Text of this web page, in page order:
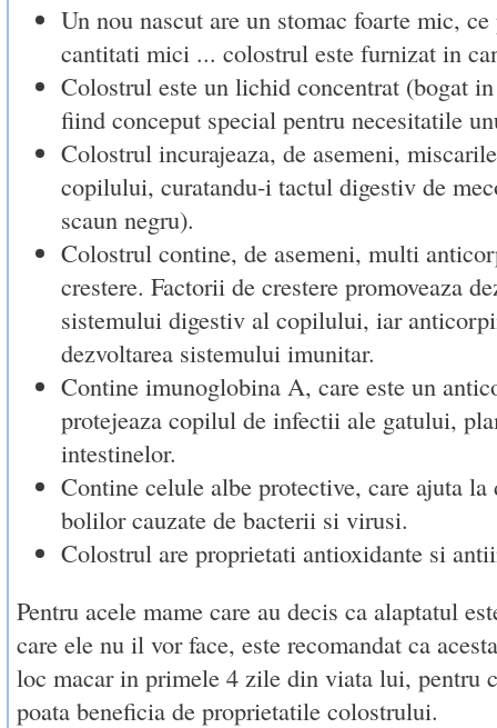
Un nou nascut are un stomac foarte mic,
cantitati mici ... colostrul este furnizat in
Colostrul este un lichid concentrat (bogat
fiind conceput special pentru necesitatile
Colostrul incurajeaza, de asemeni,
copilului, curatandu-i tactul digestiv de
scaun negru).
Colostrul contine, de asemeni, multi
crestere. Factorii de crestere promoveaza
sistemului digestiv al copilului, iar
dezvoltarea sistemului imunitar.
Contine imunoglobina A, care este un
protejeaza copilul de infectii ale gatului,
intestinelor.
Contine celule albe protective, care ajuta la
bolilor cauzate de bacterii si virusi.
Colostrul are proprietati antioxidante si
Pentru acele mame care au decis ca alaptatul
care ele nu il vor face, este recomandat ca
loc macar in primele 4 zile din viata lui, pentru
poata beneficia de proprietatile colostrului.